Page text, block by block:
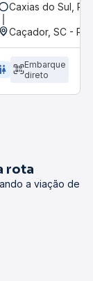
Caxias do Sul, RS
Caçador, SC -
Embarque
direto
rota
a viação de